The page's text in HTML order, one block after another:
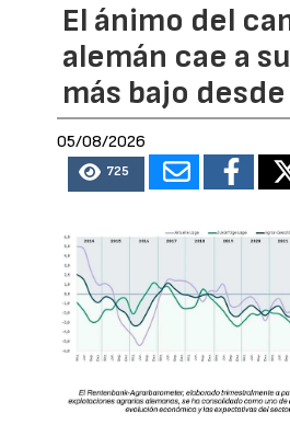
El ánimo del
alemán cae a
más bajo
05/08/2026
725